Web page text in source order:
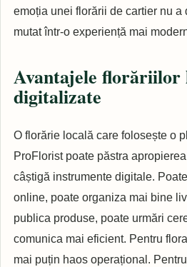
emoția unei florării de cartier nu a
mutat într-o experiență mai
Avantajele florăriilor
digitalizate
O florărie locală care folosește o
ProFlorist poate păstra
câștigă instrumente digitale.
online, poate organiza mai bine
publica produse, poate urmări
comunica mai eficient. Pentru
mai puțin haos operațional.